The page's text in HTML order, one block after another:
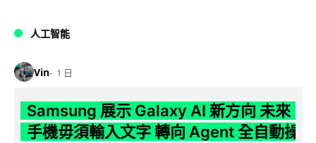
人工智能
Vin 1 日
Samsung 展示 Galaxy AI 新方向 未來
手機毋須輸入文字 轉向 Agent 全自動操